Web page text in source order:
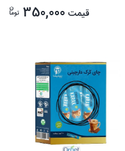
قیمت 350,000 توما
ن